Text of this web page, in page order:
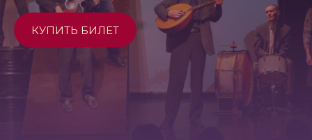
КУПИТЬ БИЛЕТ